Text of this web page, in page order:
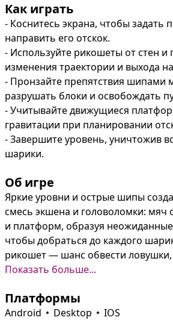
Как играть
- Коснитесь экрана, чтобы задать
направить его отскок.
- Используйте рикошеты от стен и
изменения траектории и выхода
- Пронзайте препятствия шипами
разрушать блоки и освобождать
- Учитывайте движущиеся
гравитации при планировании
- Завершите уровень, уничтожив
шарики.
Об игре
Яркие уровни и острые шипы
смесь экшена и головоломки: мяч
и платформ, образуя
чтобы добраться до каждого
рикошет — шанс обвести ловушки,
разрушимые блоки и эффектно
Уровни усложняются
сменой гравитации и другими
Показать больше...
Платформы
Android Desktop IOS